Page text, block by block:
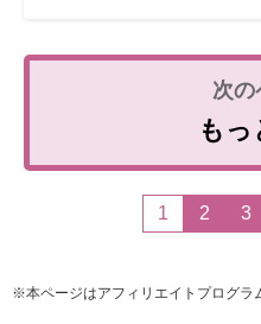
もっ
1 2 3
※本ページはアフィリエイトプログラ